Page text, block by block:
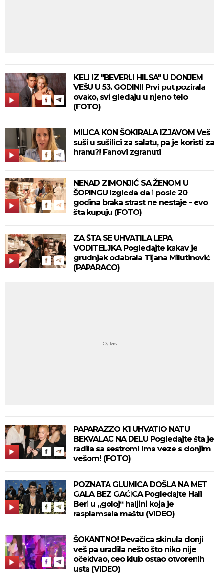
KELI IZ "BEVERLI HILSA" U DONJEM
VEŠU U 53. GODINI! Prvi put pozirala
ovako, svi gledaju u njeno telo
(FOTO)
MILICA KON ŠOKIRALA IZJAVOM Veš
suši u sušilici za salatu, pa je koristi za
hranu?! Fanovi zgranuti
NENAD ZIMONJIĆ SA ŽENOM U
ŠOPINGU Izgleda da i posle 20
godina braka strast ne nestaje - evo
šta kupuju (FOTO)
ZA ŠTA SE UHVATILA LEPA
VODITELJKA Pogledajte kakav je
grudnjak odabrala Tijana Milutinović
(PAPARACO)
PAPARAZZO K1 UHVATIO NATU
BEKVALAC NA DELU Pogledajte šta je
radila sa sestrom! Ima veze s donjim
vešom! (FOTO)
POZNATA GLUMICA DOŠLA NA MET
GALA BEZ GAĆICA Pogledajte Hali
Beri u „goloj“ haljini koja je
rasplamsala maštu (VIDEO)
ŠOKANTNO! Pevačica skinula donji
veš pa uradila nešto što niko nije
očekivao, ceo klub ostao otvorenih
usta (VIDEO)